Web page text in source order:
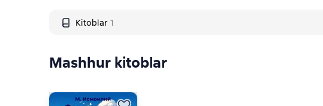
Kitoblar 1
Mashhur kitoblar